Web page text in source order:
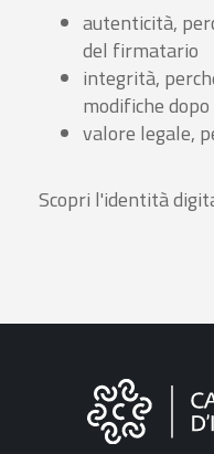
autenticità,
del firmatario
integrità,
modifiche
valore legale,
Scopri l'identità
Informazioni